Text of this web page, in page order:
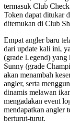
termasuk Club
Token dapat ditukar
ditemukan di Club
Empat angler baru
dari update kali ini,
(grade Legend) yang
Sunny (grade
akan menambah
angler, serta
dinamis melawan
mengadakan event
mendapatkan angler
berturut-turut.